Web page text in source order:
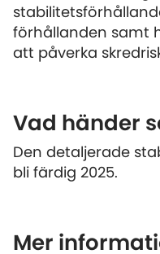
förhållanden samt
att påverka
Vad händer
Den detaljerade
bli färdig 2025.
Mer